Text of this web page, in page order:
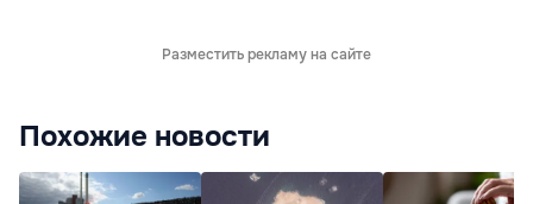
Разместить рекламу на сайте
Похожие новости